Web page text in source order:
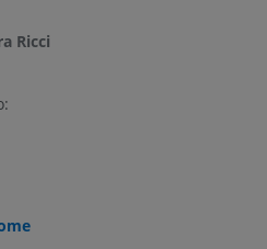
Ricci